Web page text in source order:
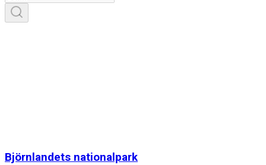
Björnlandets nationalpark